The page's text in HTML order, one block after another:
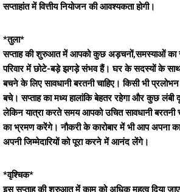
सप्ताहांत में वित्तीय नियोजन की आवश्यकता होगी।
*तुला*
सप्ताह की शुरुआत में आपको कुछ अड़चनों,समस्याओं का
परिवार में छोटे-बड़े झगड़े संभव हैं। घर के सदस्यों के
बचने के लिए सावधानी बरतनी चाहिए। किसी भी
बचे। सप्ताह का मध्य हालांकि बेहतर रहेगा और कुछ लंबी
लेकिन यात्रा करते समय आपको उचित सावधानी बरतनी
का भ्रमण करेंगे। नौकरी के कारोबार में भी आप अपना
अपनी जिम्मेदारियों को पूरा करने में आनंद लेंगे।
*वृश्चिक*
इस सप्ताह की शुरुआत में काम को अधिक महत्व दिया